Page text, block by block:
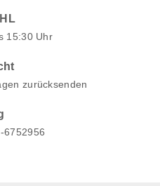
15:30 Uhr
zurücksenden
6752956